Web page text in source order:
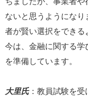
ないと思うようになり
者が賢い選択をできる
今は、金融に関する
を準備しています。
大里氏：教員試験を受